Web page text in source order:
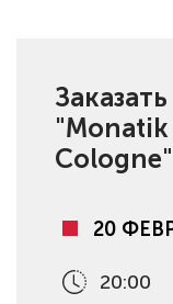
"Monatik
Cologne"
20
20:00